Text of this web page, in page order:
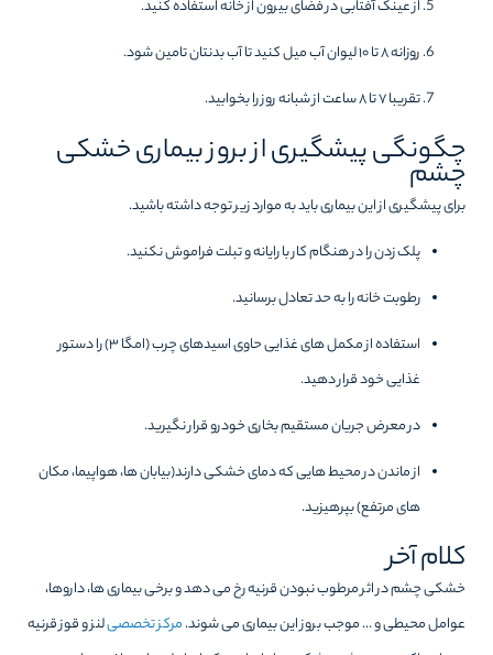
از عینک آفتابی در فضای بیرون از خانه استفاده کنید.
روزانه ۸ تا ۱۰ لیوان آب میل کنید تا آب بدنتان تامین شود.
تقریبا ۷ تا ۸ ساعت از شبانه روز را بخوابید‌.
چگونگی پیشگیری از بروز بیماری خشکی
چشم
برای پیشگیری از این بیماری باید به موارد زیر توجه داشته باشید.
پلک زدن را در هنگام کار با رایانه و تبلت فراموش نکنید‌.
رطوبت خانه را به حد تعادل برسانید.
استفاده از مکمل های غذایی حاوی اسیدهای چرب (امگا ۳) را دستور
غذایی خود قرار دهید.
در معرض جریان مستقیم بخاری خودرو قرار نگیرید.
از ماندن در محیط هایی که دمای خشکی دارند(بیابان ها، هواپیما، مکان
های مرتفع) بپرهیزید.
کلام آخر
خشکی چشم در اثر مرطوب نبودن قرنیه رخ می دهد و برخی بیماری ها، داروها،
عوامل محیطی و … موجب بروز این بیماری می شوند. مرکز تخصصیلنز و قوز قرنیه